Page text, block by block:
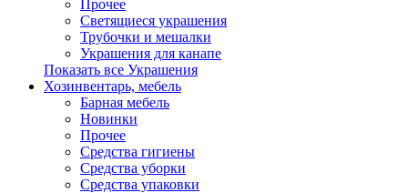
Прочее
Светящиеся украшения
Трубочки и мешалки
Украшения для канапе
Показать все Украшения
Хозинвентарь, мебель
Барная мебель
Новинки
Прочее
Средства гигиены
Средства уборки
Средства упаковки